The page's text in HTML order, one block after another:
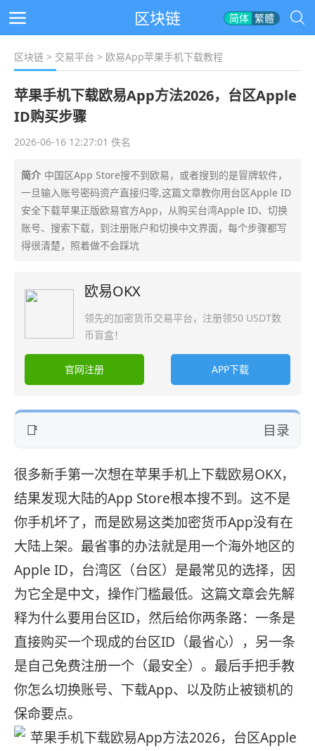
区块链 简体 繁體
区块链 > 交易平台 > 欧易App苹果手机下载教程
苹果手机下载欧易App方法2026，台区Apple
ID购买步骤
2026-06-16 12:27:01 佚名
简介 中国区App Store搜不到欧易，或者搜到的是冒牌软件，
一旦输入账号密码资产直接归零,这篇文章教你用台区Apple ID
安全下载苹果正版欧易官方App，从购买台湾Apple ID、切换
账号、搜索下载，到注册账户和切换中文界面，每个步骤都写
得很清楚，照着做不会踩坑
欧易OKX
领先的加密货币交易平台，注册领50 USDT数
币盲盒！
官网注册 APP下载
目录
很多新手第一次想在苹果手机上下载欧易OKX，
结果发现大陆的App Store根本搜不到。这不是
你手机坏了，而是欧易这类加密货币App没有在
大陆上架。最省事的办法就是用一个海外地区的
Apple ID，台湾区（台区）是最常见的选择，因
为它全是中文，操作门槛最低。这篇文章会先解
释为什么要用台区ID，然后给你两条路：一条是
直接购买一个现成的台区ID（最省心），另一条
是自己免费注册一个（最安全）。最后手把手教
你怎么切换账号、下载App、以及防止被锁机的
保命要点。